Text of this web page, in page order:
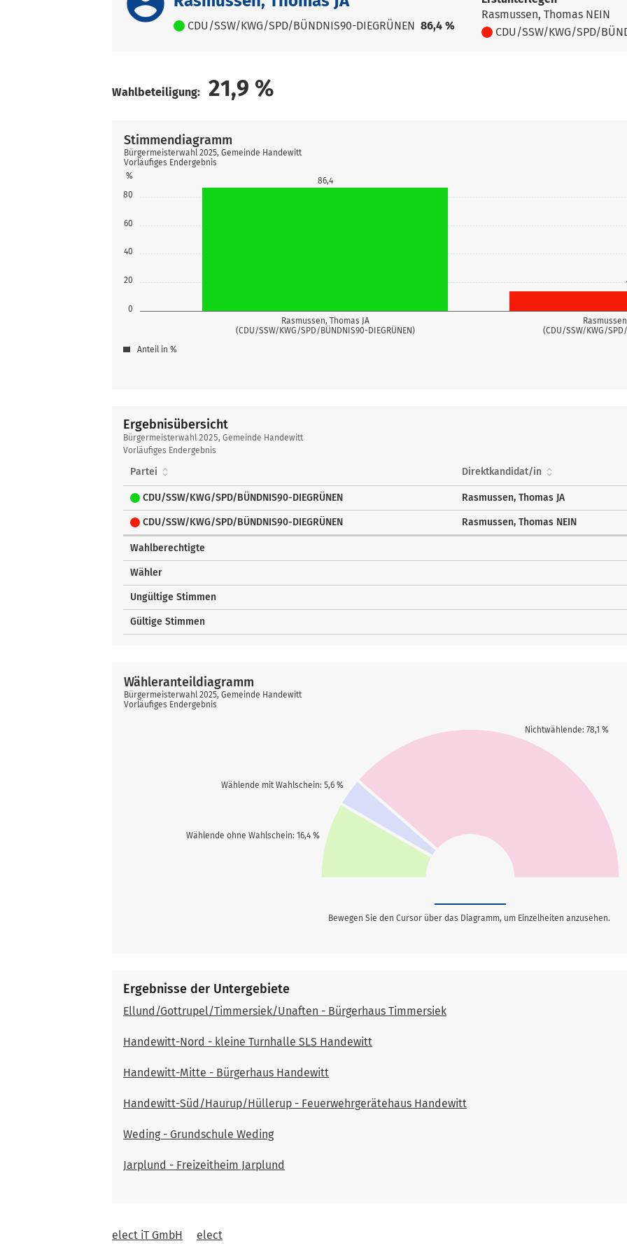
CDU/SSW/KWG/SPD/BÜNDNIS90-DIEGRÜNEN 86,4 %
Rasmussen, Thomas NEIN
CDU/SSW/KWG/SPD/
Wahlbeteiligung: 21,9 %
0
20
40
60
80
%
Rasmussen, Thomas JA
(CDU/SSW/KWG/SPD/BÜNDNIS90-DIEGRÜNEN)
(CDU/SSW/KWG/
86,4
Stimmendiagramm
Bürgermeisterwahl 2025, Gemeinde Handewitt
Vorläufiges Endergebnis
Anteil in %
Ergebnisübersicht
Ergebnisübersicht
Bürgermeisterwahl 2025, Gemeinde Handewitt
Vorläufiges Endergebnis
Partei Direktkandidat/in
CDU/SSW/KWG/SPD/BÜNDNIS90-DIEGRÜNEN Rasmussen, Thomas JA
CDU/SSW/KWG/SPD/BÜNDNIS90-DIEGRÜNEN Rasmussen, Thomas NEIN
Wahlberechtigte
Wähler
Ungültige Stimmen
Gültige Stimmen
Wählende ohne Wahlschein: 16,4 %
Wählende mit Wahlschein: 5,6 %
Nichtwählende: 78,1 %
Wähleranteildiagramm
Bürgermeisterwahl 2025, Gemeinde Handewitt
Vorläufiges Endergebnis
Bewegen Sie den Cursor über das Diagramm, um Einzelheiten anzusehen.
Ergebnisse der Untergebiete
Ellund/Gottrupel/Timmersiek/Unaften - Bürgerhaus Timmersiek
Handewitt-Nord - kleine Turnhalle SLS Handewitt
Handewitt-Mitte - Bürgerhaus Handewitt
Handewitt-Süd/Haurup/Hüllerup - Feuerwehrgerätehaus Handewitt
Weding - Grundschule Weding
Jarplund - Freizeitheim Jarplund
elect iT GmbH elect